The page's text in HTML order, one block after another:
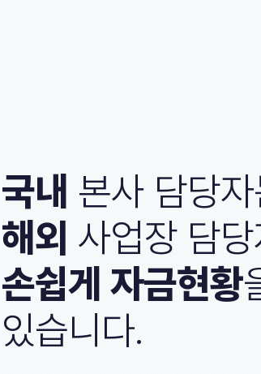
국내 본사 담당
해외 사업장 담
손쉽게 자금현황
있습니다.